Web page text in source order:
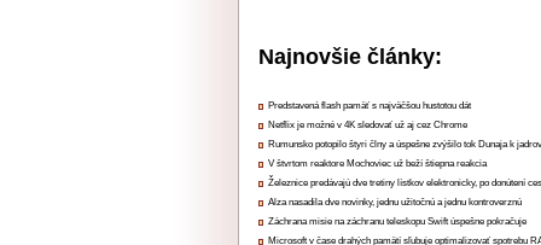
Najnovšie články:
Predstavená flash pamäť s najväčšou hustotou dát
Netflix je možné v 4K sledovať už aj cez Chrome
Rumunsko potopilo štyri člny a úspešne zvýšilo tok Dunaja k
V štvrtom reaktore Mochoviec už beží štiepna reakcia
Železnice predávajú dve tretiny lístkov elektronicky, po donútení
Alza nasadila dve novinky, jednu užitočnú a jednu kontroverznú
Záchrana misie na záchranu teleskopu Swift úspešne pokračuje
Microsoft v čase drahých pamätí sľubuje optimalizovať spotrebu